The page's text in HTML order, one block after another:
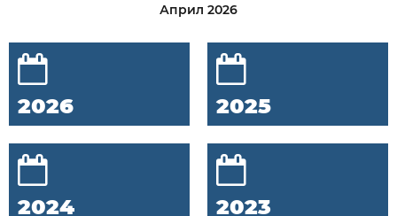
Април 2026
2026 2025
2024 2023